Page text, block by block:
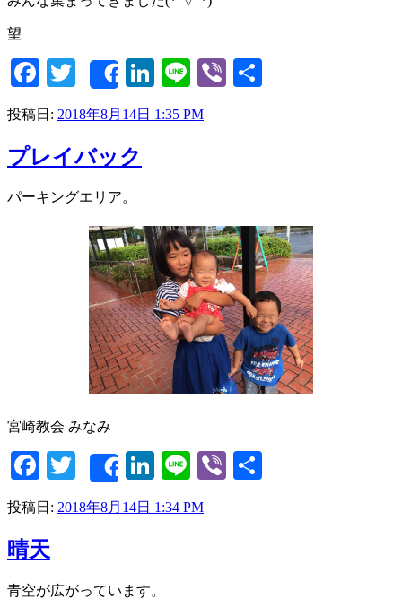
望
Facebook
TwitterShareLinkedIn
LineViber
投稿日: 2018年8月14日 1:35 PM
プレイバック
パーキングエリア。
宮崎教会 みなみ
Facebook
TwitterShareLinkedIn
LineViber
投稿日: 2018年8月14日 1:34 PM
晴天
青空が広がっています。